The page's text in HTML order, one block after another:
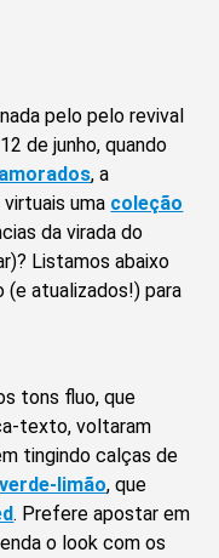
pelo pelo revival
de junho, quando
, a
uma coleção
da virada do
Listamos abaixo
atualizados!) para
tons fluo, que
texto, voltaram
tingindo calças de
verde-limão, que
. Prefere apostar em
o look com os